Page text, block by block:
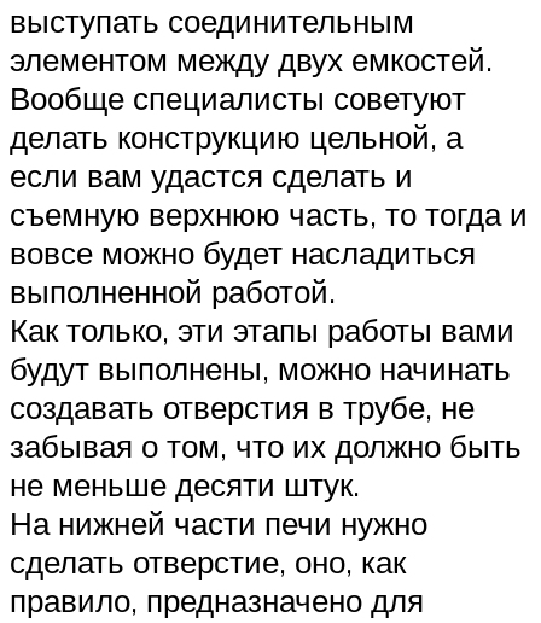
выступать соединительным
элементом между двух емкостей.
Вообще специалисты советуют
делать конструкцию цельной, а
если вам удастся сделать и
съемную верхнюю часть, то тогда и
вовсе можно будет насладиться
выполненной работой.
Как только, эти этапы работы вами
будут выполнены, можно начинать
создавать отверстия в трубе, не
забывая о том, что их должно быть
не меньше десяти штук.
На нижней части печи нужно
сделать отверстие, оно, как
правило, предназначено для